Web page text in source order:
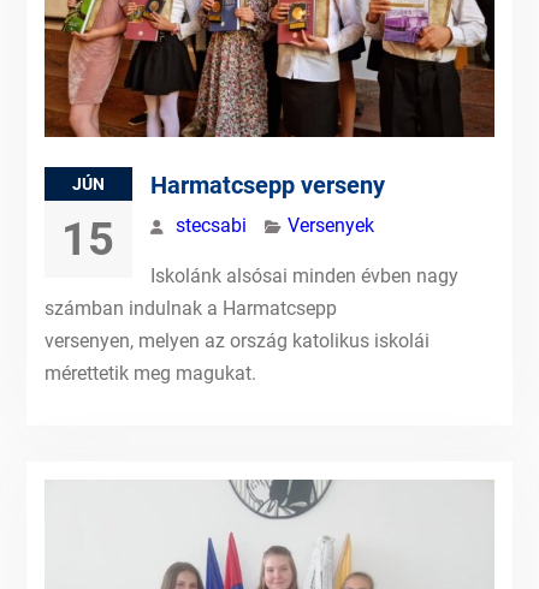
JÚN
15
Harmatcsepp verseny
stecsabi Versenyek
Iskolánk alsósai minden évben nagy
számban indulnak a Harmatcsepp
versenyen, melyen az ország katolikus iskolái
mérettetik meg magukat.